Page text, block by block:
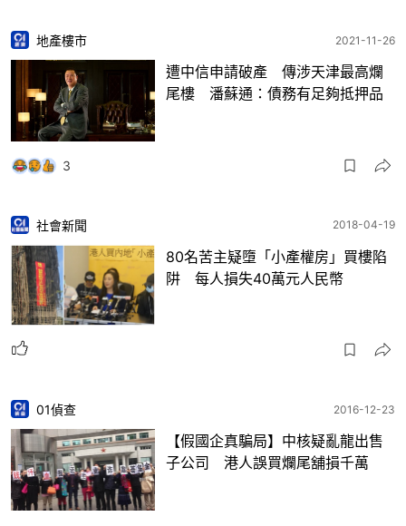
地產樓市 2021-11-26
遭中信申請破產 傳涉天津最高爛
尾樓 潘蘇通：債務有足夠抵押品
3
社會新聞 2018-04-19
80名苦主疑墮「小產權房」買樓陷
阱 每人損失40萬元人民幣
01偵查 2016-12-23
【假國企真騙局】中核疑亂龍出售
子公司 港人誤買爛尾舖損千萬